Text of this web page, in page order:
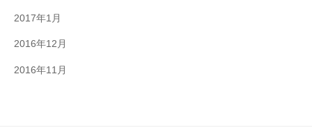
2017年1月
2016年12月
2016年11月